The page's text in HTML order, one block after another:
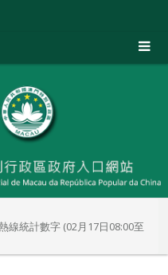
線統計數字 (02月17日08:00至